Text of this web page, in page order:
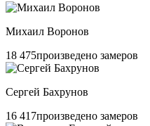
Михаил Воронов
18 475произведено замеров
Сергей Бахрунов
16 417произведено замеров